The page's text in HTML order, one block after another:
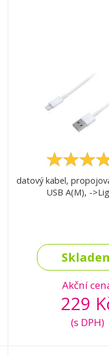
datový kabel,
USB A(M), -
Akční
229
(s DPH)